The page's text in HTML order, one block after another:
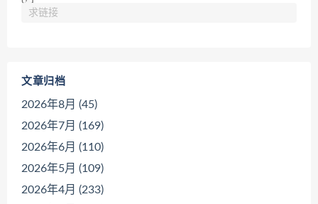
求链接
文章归档
2026年8月 (45)
2026年7月 (169)
2026年6月 (110)
2026年5月 (109)
2026年4月 (233)